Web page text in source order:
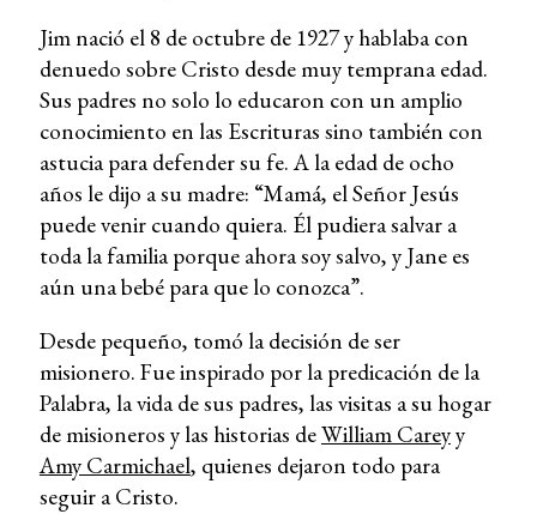
Jim nació el 8 de octubre de 1927 y hablaba con
denuedo sobre Cristo desde muy temprana edad.
Sus padres no solo lo educaron con un amplio
conocimiento en las Escrituras sino también con
astucia para defender su fe. A la edad de ocho
años le dijo a su madre: “Mamá, el Señor Jesús
puede venir cuando quiera. Él pudiera salvar a
toda la familia porque ahora soy salvo, y Jane es
aún una bebé para que lo conozca”.
Desde pequeño, tomó la decisión de ser
misionero. Fue inspirado por la predicación de la
Palabra, la vida de sus padres, las visitas a su hogar
de misioneros y las historias deWilliam Careyy
Amy Carmichael, quienes dejaron todo para
seguir a Cristo.